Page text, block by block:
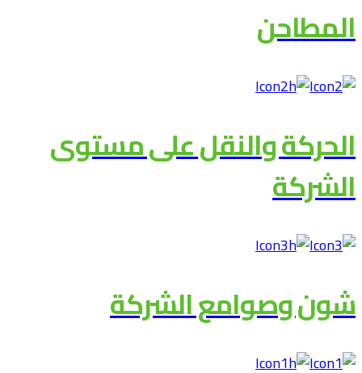
المطاحن
الحركة والنقل على مستوى
الشركة
شون وصوامع الشركة